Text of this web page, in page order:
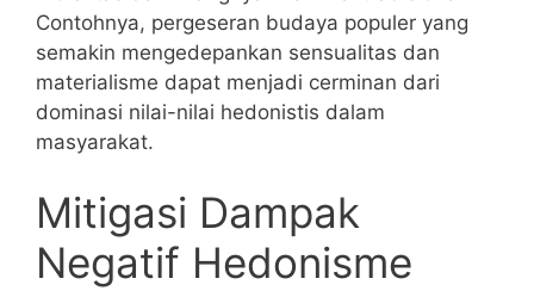
Contohnya, pergeseran budaya populer yang
semakin mengedepankan sensualitas dan
materialisme dapat menjadi cerminan dari
dominasi nilai-nilai hedonistis dalam
masyarakat.
Mitigasi Dampak
Negatif Hedonisme